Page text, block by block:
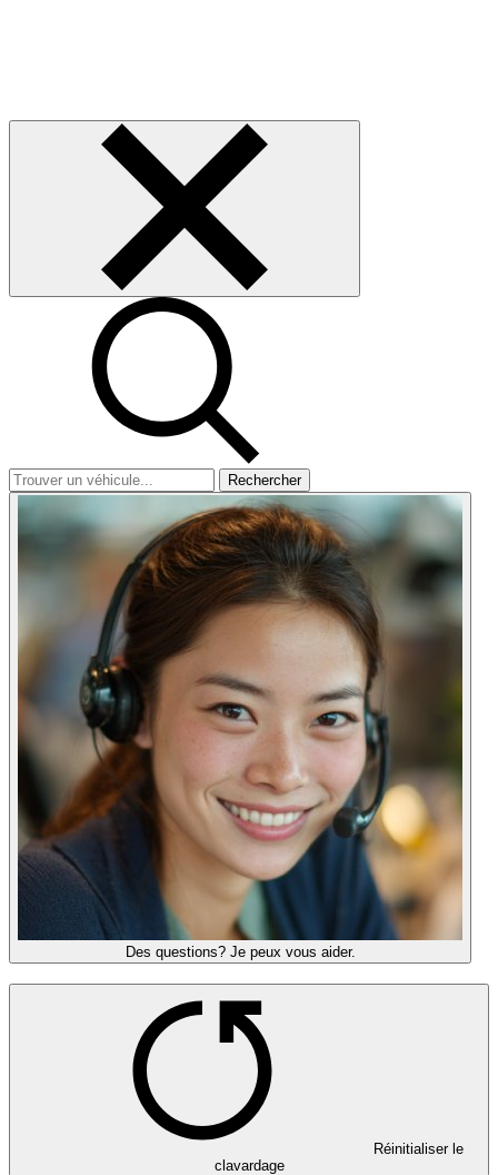
Rechercher
Des questions? Je peux vous aider.
Réinitialiser le
clavardage